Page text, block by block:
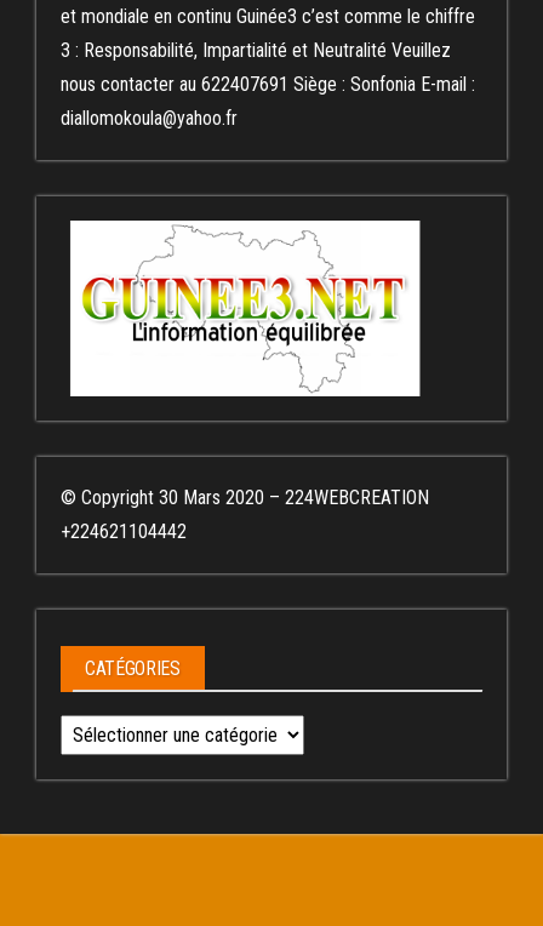
et mondiale en continu Guinée3 c’est comme le chiffre
3 : Responsabilité, Impartialité et Neutralité Veuillez
nous contacter au 622407691 Siège : Sonfonia E-mail :
diallomokoula@yahoo.fr
© Copyright 30 Mars 2020 – 224WEBCREATION
+224621104442
CATÉGORIES
Catégories